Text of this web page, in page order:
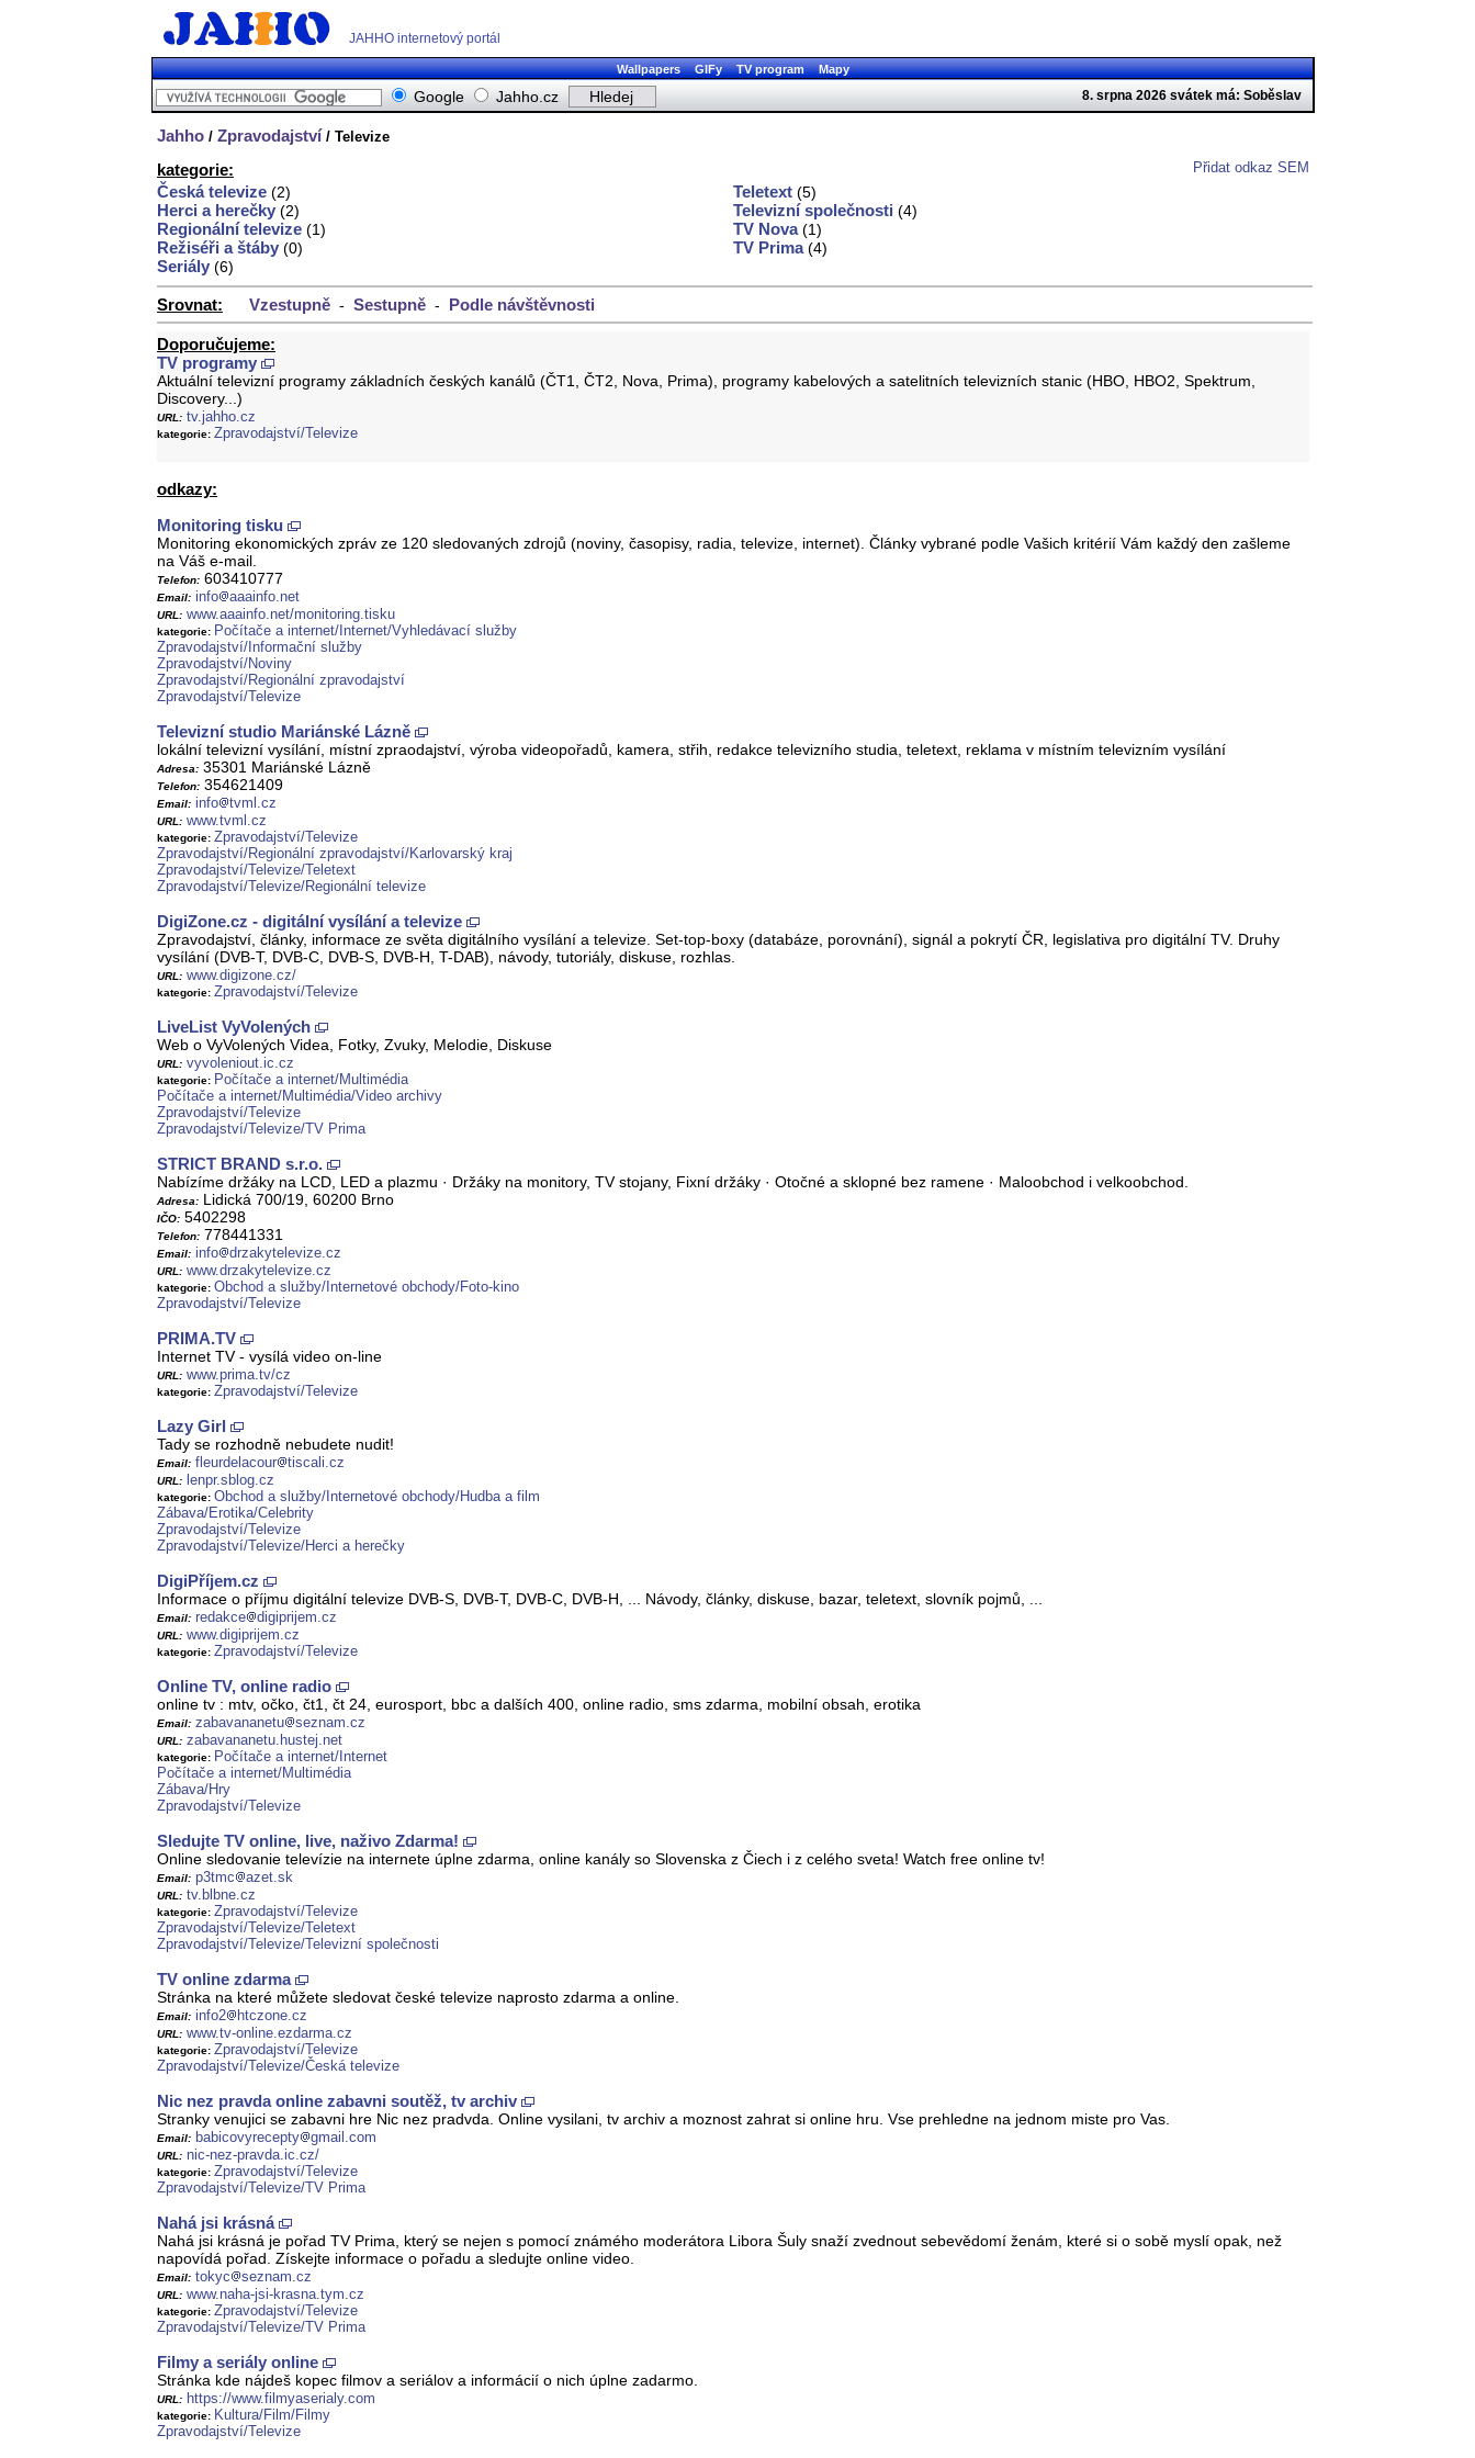
JAHHO internetový portál
Wallpapers GIFy TV program Mapy
8. srpna 2026 svátek má: Soběslav
Google Jahho.cz
Jahho / Zpravodajství / Televize
Přidat odkaz SEM
kategorie:
Česká televize (2)
Herci a herečky (2)
Regionální televize (1)
Režiséři a štáby (0)
Seriály (6)
Teletext (5)
Televizní společnosti (4)
TV Nova(1)
TV Prima(4)
Srovnat: Vzestupně - Sestupně - Podle návštěvnosti
Doporučujeme:
TV programy
Aktuální televizní programy základních českých kanálů (ČT1, ČT2, Nova, Prima), programy kabelových a satelitních televizních stanic (HBO, HBO2, Spektrum,
Discovery...)
URL: tv.jahho.cz
kategorie: Zpravodajství/Televize
odkazy:
Monitoring tisku
Monitoring ekonomických zpráv ze 120 sledovaných zdrojů (noviny, časopisy, radia, televize, internet). Články vybrané podle Vašich kritérií Vám každý den zašleme
na Váš e-mail.
Telefon: 603410777
Email: info aaainfo.net
URL: www.aaainfo.net/monitoring.tisku
kategorie: Počítače a internet/Internet/Vyhledávací služby
Zpravodajství/Informační služby
Zpravodajství/Noviny
Zpravodajství/Regionální zpravodajství
Zpravodajství/Televize
Televizní studio Mariánské Lázně
lokální televizní vysílání, místní zpraodajství, výroba videopořadů, kamera, střih, redakce televizního studia, teletext, reklama v místním televizním vysílání
Adresa: 35301 Mariánské Lázně
Telefon: 354621409
Email: info tvml.cz
URL: www.tvml.cz
kategorie: Zpravodajství/Televize
Zpravodajství/Regionální zpravodajství/Karlovarský kraj
Zpravodajství/Televize/Teletext
Zpravodajství/Televize/Regionální televize
DigiZone.cz - digitální vysílání a televize
Zpravodajství, články, informace ze světa digitálního vysílání a televize. Set-top-boxy (databáze, porovnání), signál a pokrytí ČR, legislativa pro digitální TV. Druhy
vysílání (DVB-T, DVB-C, DVB-S, DVB-H, T-DAB), návody, tutoriály, diskuse, rozhlas.
URL: www.digizone.cz/
kategorie: Zpravodajství/Televize
LiveList VyVolených
Web o VyVolených Videa, Fotky, Zvuky, Melodie, Diskuse
URL: vyvoleniout.ic.cz
kategorie: Počítače a internet/Multimédia
Počítače a internet/Multimédia/Video archivy
Zpravodajství/Televize
Zpravodajství/Televize/TV Prima
STRICT BRAND s.r.o.
Nabízíme držáky na LCD, LED a plazmu · Držáky na monitory, TV stojany, Fixní držáky · Otočné a sklopné bez ramene · Maloobchod i velkoobchod.
Adresa: Lidická 700/19, 60200 Brno
IČO: 5402298
Telefon: 778441331
Email: info drzakytelevize.cz
URL: www.drzakytelevize.cz
kategorie: Obchod a služby/Internetové obchody/Foto-kino
Zpravodajství/Televize
PRIMA.TV
Internet TV - vysílá video on-line
URL: www.prima.tv/cz
kategorie: Zpravodajství/Televize
Lazy Girl
Tady se rozhodně nebudete nudit!
Email: fleurdelacour tiscali.cz
URL: lenpr.sblog.cz
kategorie: Obchod a služby/Internetové obchody/Hudba a film
Zábava/Erotika/Celebrity
Zpravodajství/Televize
Zpravodajství/Televize/Herci a herečky
DigiPříjem.cz
Informace o příjmu digitální televize DVB-S, DVB-T, DVB-C, DVB-H, ... Návody, články, diskuse, bazar, teletext, slovník pojmů, ...
Email: redakce digiprijem.cz
URL: www.digiprijem.cz
kategorie: Zpravodajství/Televize
Online TV, online radio
online tv : mtv, očko, čt1, čt 24, eurosport, bbc a dalších 400, online radio, sms zdarma, mobilní obsah, erotika
Email: zabavananetu seznam.cz
URL: zabavananetu.hustej.net
kategorie: Počítače a internet/Internet
Počítače a internet/Multimédia
Zábava/Hry
Zpravodajství/Televize
Sledujte TV online, live, naživo Zdarma!
Online sledovanie televízie na internete úplne zdarma, online kanály so Slovenska z Čiech i z celého sveta! Watch free online tv!
Email: p3tmc azet.sk
URL: tv.blbne.cz
kategorie: Zpravodajství/Televize
Zpravodajství/Televize/Teletext
Zpravodajství/Televize/Televizní společnosti
TV online zdarma
Stránka na které můžete sledovat české televize naprosto zdarma a online.
Email: info2 htczone.cz
URL: www.tv-online.ezdarma.cz
kategorie: Zpravodajství/Televize
Zpravodajství/Televize/Česká televize
Nic nez pravda online zabavni soutěž, tv archiv
Stranky venujici se zabavni hre Nic nez pradvda. Online vysilani, tv archiv a moznost zahrat si online hru. Vse prehledne na jednom miste pro Vas.
Email: babicovyrecepty gmail.com
URL: nic-nez-pravda.ic.cz/
kategorie: Zpravodajství/Televize
Zpravodajství/Televize/TV Prima
Nahá jsi krásná
Nahá jsi krásná je pořad TV Prima, který se nejen s pomocí známého moderátora Libora Šuly snaží zvednout sebevědomí ženám, které si o sobě myslí opak, než
napovídá pořad. Získejte informace o pořadu a sledujte online video.
Email: tokyc seznam.cz
URL: www.naha-jsi-krasna.tym.cz
kategorie: Zpravodajství/Televize
Zpravodajství/Televize/TV Prima
Filmy a seriály online
Stránka kde nájdeš kopec filmov a seriálov a informácií o nich úplne zadarmo.
URL: https://www.filmyaserialy.com
kategorie: Kultura/Film/Filmy
Zpravodajství/Televize